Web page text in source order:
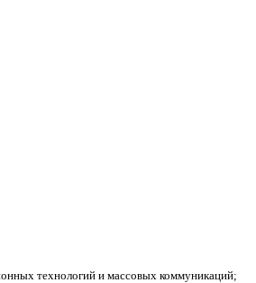
технологий и массовых коммуникаций;